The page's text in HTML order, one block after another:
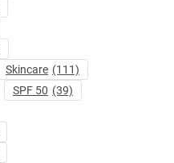
Skincare (111)
SPF 50 (39)